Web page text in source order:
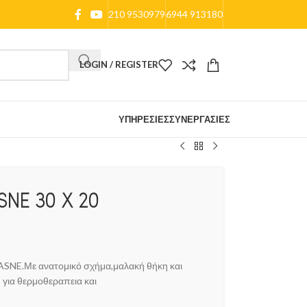
210 95309796944 913180
LOGIN / REGISTER
ΥΠΗΡΕΣΊΕΣΣΥΝΕΡΓΑΣΊΕΣ
30 Χ 20
ανατομικό σχήμα,μαλακή θήκη και
θερμοθεραπεια και